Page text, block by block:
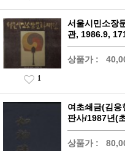
서울시민소장
관, 1986.9,
상품가 :
1
여초쇄금(김
판사/1987년(
상품가 :